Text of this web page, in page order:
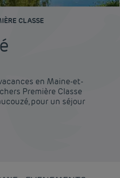
CLASSE
en Maine-et-
Première Classe
pour un séjour